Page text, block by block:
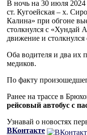
В ночь на 30 июля 2024
ст. Кугоейская – х.
Калина» при обгоне
столкнулся с «Хундай
движение и
Оба водителя и два их
медиков.
По факту
Ранее на трассе в
рейсовый автобус с
Узнавай о новостях
ВКонтакте